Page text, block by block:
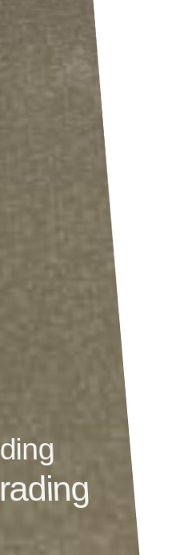
ding
rading